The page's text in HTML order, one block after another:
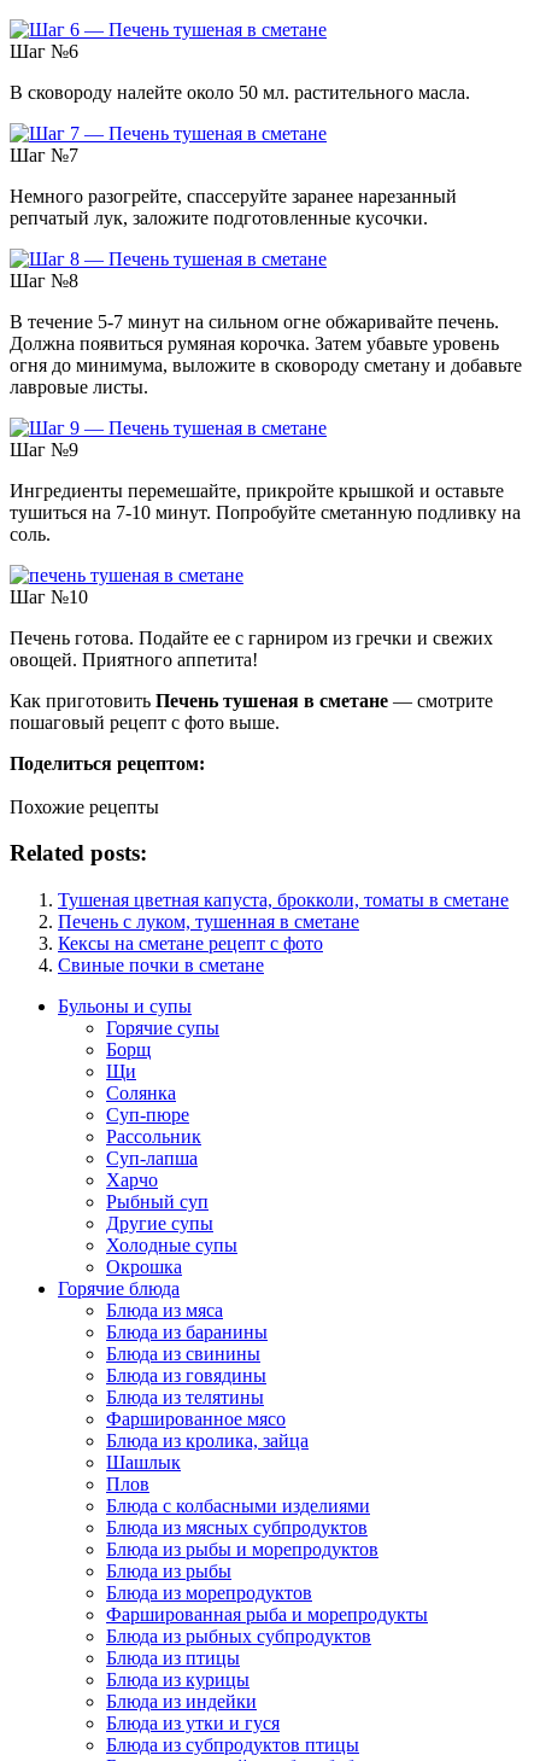
Шаг №6
В сковороду налейте около 50 мл. растительного масла.
Шаг №7
Немного разогрейте, спассеруйте заранее нарезанный
репчатый лук, заложите подготовленные кусочки.
Шаг №8
В течение 5-7 минут на сильном огне обжаривайте печень.
Должна появиться румяная корочка. Затем убавьте уровень
огня до минимума, выложите в сковороду сметану и добавьте
лавровые листы.
Шаг №9
Ингредиенты перемешайте, прикройте крышкой и оставьте
тушиться на 7-10 минут. Попробуйте сметанную подливку на
соль.
Шаг №10
Печень готова. Подайте ее с гарниром из гречки и свежих
овощей. Приятного аппетита!
Как приготовить Печень тушеная в сметане — смотрите
пошаговый рецепт с фото выше.
Поделиться рецептом:
Похожие рецепты
Related posts:
Тушеная цветная капуста, брокколи, томаты в сметане
Печень с луком, тушенная в сметане
Кексы на сметане рецепт с фото
Свиные почки в сметане
Бульоны и супы
Горячие супы
Борщ
Щи
Солянка
Суп-пюре
Рассольник
Суп-лапша
Харчо
Рыбный суп
Другие супы
Холодные супы
Окрошка
Горячие блюда
Блюда из мяса
Блюда из баранины
Блюда из свинины
Блюда из говядины
Блюда из телятины
Фаршированное мясо
Блюда из кролика, зайца
Шашлык
Плов
Блюда с колбасными изделиями
Блюда из мясных субпродуктов
Блюда из рыбы и морепродуктов
Блюда из рыбы
Блюда из морепродуктов
Фаршированная рыба и морепродукты
Блюда из рыбных субпродуктов
Блюда из птицы
Блюда из курицы
Блюда из индейки
Блюда из утки и гуся
Блюда из субпродуктов птицы